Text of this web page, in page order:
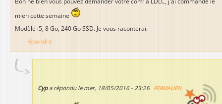
mien cette semaine
Modèle i5, 8 Go, 240 Go SSD. Je vous raconterai.
répondre
Cypa répondu le mer, 18/05/2016 - 23:26 PERMALIEN